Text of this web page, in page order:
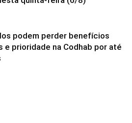
podem perder benefícios
e prioridade na Codhab por até